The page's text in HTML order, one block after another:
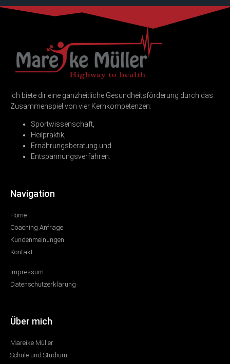
Ich biete dir eine ganzheitliche Gesundheitsförderung durch das
Zusammenspiel von vier Kernkompetenzen:
Sportwissenschaft,
Heilpraktik,
Ernährungsberatung und
Entspannungsverfahren.
Navigation
Home
Coaching Anfrage
Kundenmeinungen
Kontakt
Impressum
Datenschutzerklärung
Über mich
Mareike Müller
Schule und Studium